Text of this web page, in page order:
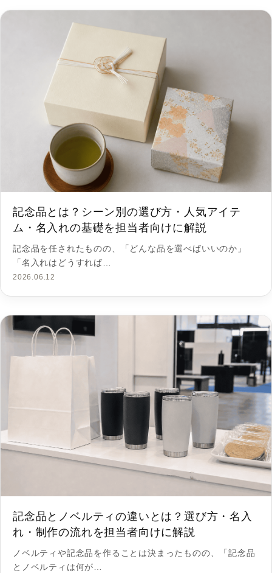
記念品とは？シーン別の選び方・人気アイテ
ム・名入れの基礎を担当者向けに解説
記念品を任されたものの、「どんな品を選べばいいのか」
「名入れはどうすれば…
2026.06.12
記念品とノベルティの違いとは？選び方・名入
れ・制作の流れを担当者向けに解説
ノベルティや記念品を作ることは決まったものの、「記念品
とノベルティは何が…